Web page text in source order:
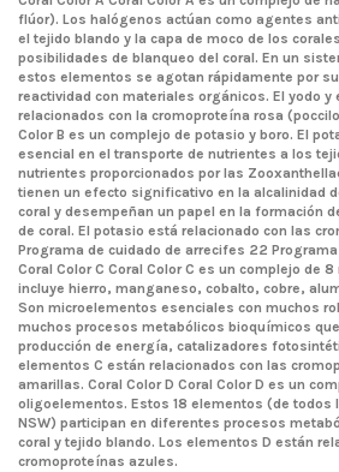
flúor). Los halógenos actúan como agentes
el tejido blando y la capa de moco de los
posibilidades de blanqueo del coral. En un
estos elementos se agotan rápidamente por
reactividad con materiales orgánicos. El yodo y
relacionados con la cromoproteína rosa
Color B es un complejo de potasio y boro. El
esencial en el transporte de nutrientes a los
nutrientes proporcionados por las
tienen un efecto significativo en la alcalinidad
coral y desempeñan un papel en la formación
de coral. El potasio está relacionado con las
Programa de cuidado de arrecifes 22
Coral Color C Coral Color C es un complejo de
incluye hierro, manganeso, cobalto, cobre,
Son microelementos esenciales con muchos
muchos procesos metabólicos bioquímicos
producción de energía, catalizadores
elementos C están relacionados con las
amarillas. Coral Color D Coral Color D es un
oligoelementos. Estos 18 elementos (de todos
NSW) participan en diferentes procesos
coral y tejido blando. Los elementos D están
cromoproteínas azules.